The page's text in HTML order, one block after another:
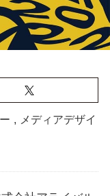
, メディアデザイ